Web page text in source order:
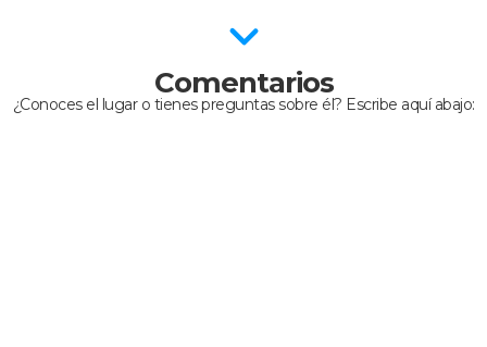
Comentarios
¿Conoces el lugar o tienes preguntas sobre él? Escribe aquí abajo: